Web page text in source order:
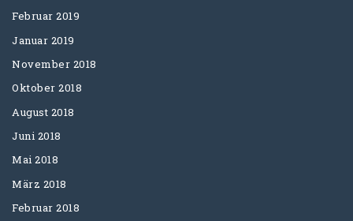
Februar 2019
Januar 2019
November 2018
Oktober 2018
August 2018
Juni 2018
Mai 2018
März 2018
Februar 2018